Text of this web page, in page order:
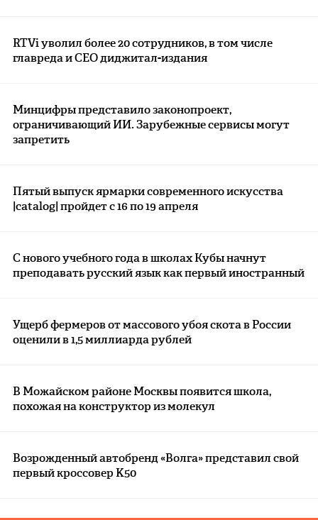
RTVi уволил более 20 сотрудников, в том числе
главреда и CEO диджитал-издания
Минцифры представило законопроект,
ограничивающий ИИ. Зарубежные сервисы могут
запретить
Пятый выпуск ярмарки современного искусства
|catalog| пройдет с 16 по 19 апреля
С нового учебного года в школах Кубы начнут
преподавать русский язык как первый иностранный
Ущерб фермеров от массового убоя скота в России
оценили в 1,5 миллиарда рублей
В Можайском районе Москвы появится школа,
похожая на конструктор из молекул
Возрожденный автобренд «Волга» представил свой
первый кроссовер K50